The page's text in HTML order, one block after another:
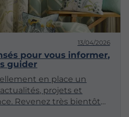
13/04/2026
pour vous informer,
guider
en place un
projets et
Revenez très bientôt